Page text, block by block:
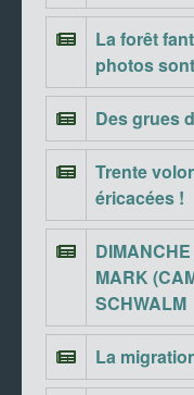
La forêt
photos
Des grues
Trente
éricacées !
MARK
SCHWALM
La